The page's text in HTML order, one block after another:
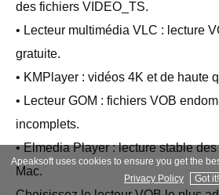
des fichiers VIDEO_TS.
• Lecteur multimédia VLC : lecture
gratuite.
• KMPlayer : vidéos 4K et de haute
• Lecteur GOM : fichiers VOB
incomplets.
• Elmedia Player : lecture stable
Mac.
Apeaksoft uses cookies to ensure you get the
Privacy Policy
Got it!